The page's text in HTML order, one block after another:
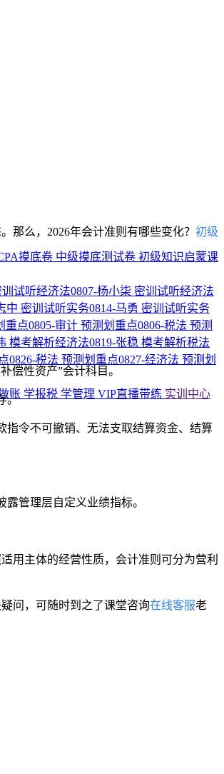
摸底卷 中级摸底测试卷 初级知识启蒙课
训试听经济法0807-杨小柒 密训试听经济法
中 密训试听实务0814-马勇 密训试听实务
重点0805-审计 预测划重点0806-税法 预测
模考解析经济法0819-张稳 模考解析税法
0826-税法 预测划重点0827-经济法 预测划
账 学报税 学管理 VIP直播带练 实训中心
那么，2026年会计准则有哪些变化？ 初级
偿性资产”会计科目。
。
指令不可撤销、无法支取结算资金、结算
管理层自定义业绩指标。
用主体的经营性质，会计准则可分为营利
问，可随时到之了课堂咨询在线客服老